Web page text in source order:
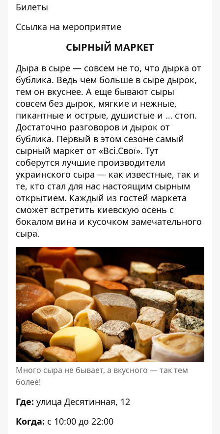
Билеты
Ссылка на мероприятие
СЫРНЫЙ МАРКЕТ
Дыра в сыре — совсем не то, что дырка от
бублика. Ведь чем больше в сыре дырок,
тем он вкуснее. А еще бывают сыры
совсем без дырок, мягкие и нежные,
пикантные и острые, душистые и … стоп.
Достаточно разговоров и дырок от
бублика. Первый в этом сезоне самый
сырный маркет от «Всі.Свої». Тут
соберутся лучшие производители
украинского сыра — как известные, так и
те, кто стал для нас настоящим сырным
открытием. Каждый из гостей маркета
сможет встретить киевскую осень с
бокалом вина и кусочком замечательного
сыра.
Много сыра не бывает, а вкусного — так тем
более!
Где: улица Десятинная, 12
Когда: с 10:00 до 22:00